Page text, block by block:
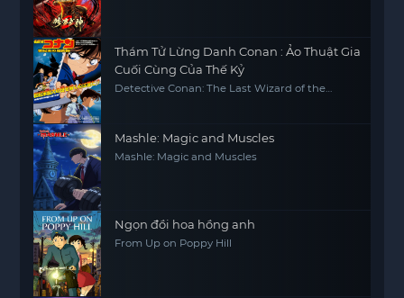
Thám Tử Lừng Danh Conan : Ảo Thuật Gia
Cuối Cùng Của Thế Kỷ
Detective Conan: The Last Wizard of the
Mashle: Magic and Muscles
Mashle: Magic and Muscles
Ngọn đồi hoa hồng anh
From Up on Poppy Hill